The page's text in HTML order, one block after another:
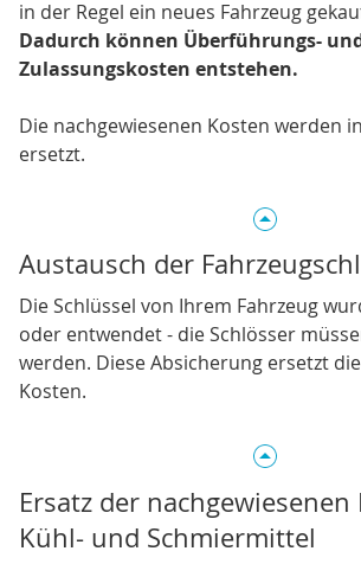
in der Regel ein neues Fahrzeug
Dadurch können Überführungs-
Zulassungskosten entstehen.
Die nachgewiesenen Kosten werden
ersetzt.
Austausch der
Die Schlüssel von Ihrem Fahrzeug
oder entwendet - die Schlösser
werden. Diese Absicherung ersetzt
Kosten.
Ersatz der
Kühl- und Schmiermittel